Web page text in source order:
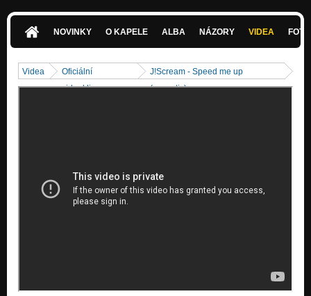
NOVINKY O KAPELE ALBA NÁZORY VIDEA
Videa
Oficiální
videoklipy
J!Scream - Speed me up
(acoustic)